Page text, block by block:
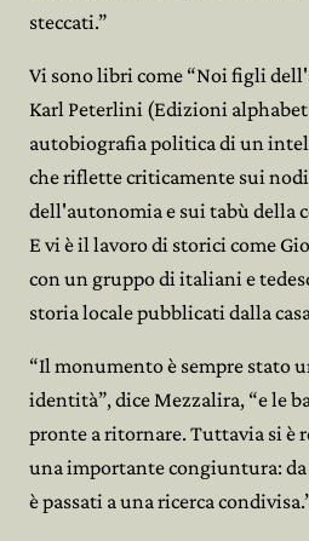
steccati.”
Vi sono libri come “Noi figli
Karl Peterlini (Edizioni
autobiografia politica di un
che riflette criticamente sui
dell'autonomia e sui tabù della
E vi è il lavoro di storici come
con un gruppo di italiani e
storia locale pubblicati dalla
“Il monumento è sempre stato
identità”, dice Mezzalira, “e le
pronte a ritornare. Tuttavia si è
una importante congiuntura:
è passati a una ricerca